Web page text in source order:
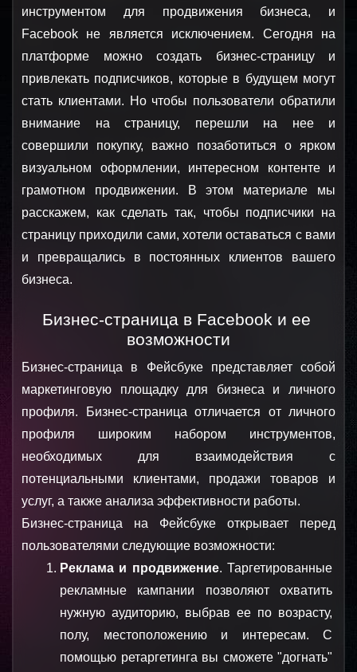
инструментом для продвижения бизнеса, и
Facebook не является исключением. Сегодня на
платформе можно создать бизнес-страницу и
привлекать подписчиков, которые в будущем могут
стать клиентами. Но чтобы пользователи обратили
внимание на страницу, перешли на нее и
совершили покупку, важно позаботиться о ярком
визуальном оформлении, интересном контенте и
грамотном продвижении. В этом материале мы
расскажем, как сделать так, чтобы подписчики на
страницу приходили сами, хотели оставаться с вами
и превращались в постоянных клиентов вашего
бизнеса.
Бизнес-страница в Facebook и ее
возможности
Бизнес-страница в Фейсбуке представляет собой
маркетинговую площадку для бизнеса и личного
профиля. Бизнес-страница отличается от личного
профиля широким набором инструментов,
необходимых для взаимодействия с
потенциальными клиентами, продажи товаров и
услуг, а также анализа эффективности работы.
Бизнес-страница на Фейсбуке открывает перед
пользователями следующие возможности:
Реклама и продвижение. Таргетированные
рекламные кампании позволяют охватить
нужную аудиторию, выбрав ее по возрасту,
полу, местоположению и интересам. С
помощью ретаргетинга вы сможете "догнать"